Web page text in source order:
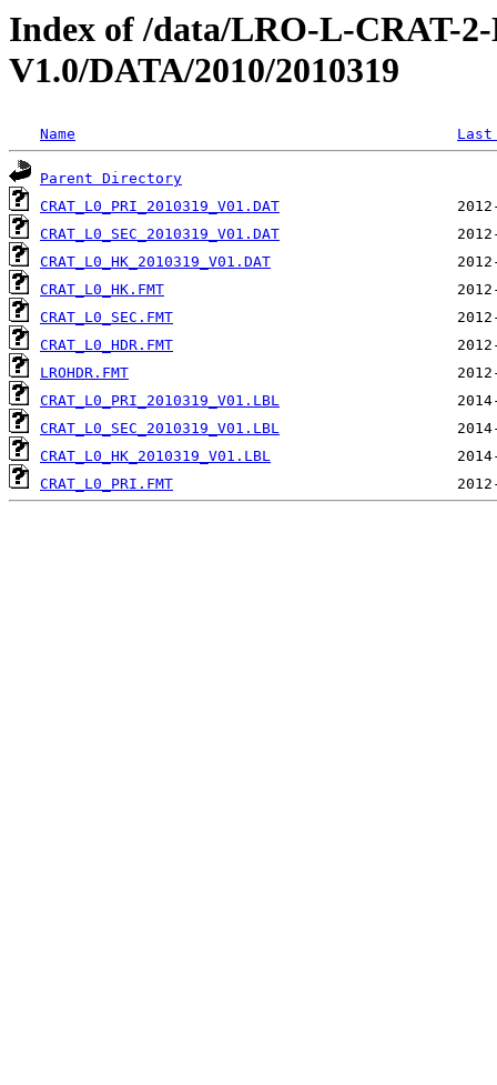
Index of /data/LRO-L-CRAT-
V1.0/DATA/2010/2010319
Name
Parent Directory
CRAT_L0_PRI_2010319_V01.DAT
CRAT_L0_SEC_2010319_V01.DAT
CRAT_L0_HK_2010319_V01.DAT
CRAT_L0_HK.FMT
CRAT_L0_SEC.FMT
CRAT_L0_HDR.FMT
LROHDR.FMT
CRAT_L0_PRI_2010319_V01.LBL
CRAT_L0_SEC_2010319_V01.LBL
CRAT_L0_HK_2010319_V01.LBL
CRAT_L0_PRI.FMT